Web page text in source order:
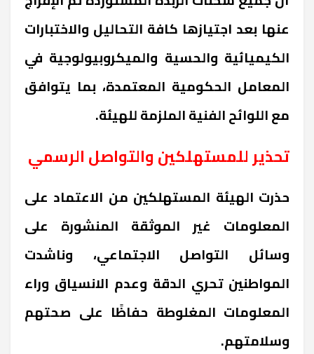
عنها بعد اجتيازها كافة التحاليل والاختبارات
الكيميائية والحسية والميكروبيولوجية في
المعامل الحكومية المعتمدة، بما يتوافق
مع اللوائح الفنية الملزمة للهيئة.
تحذير للمستهلكين والتواصل الرسمي
حذرت الهيئة المستهلكين من الاعتماد على
المعلومات غير الموثقة المنشورة على
وسائل التواصل الاجتماعي، وناشدت
المواطنين تحري الدقة وعدم الانسياق وراء
المعلومات المغلوطة حفاظًا على صحتهم
وسلامتهم.